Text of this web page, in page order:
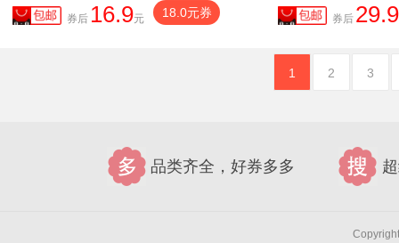
券后 16.9元 18.0元券 券后 29.9
1 2 3
品类齐全，好券多多